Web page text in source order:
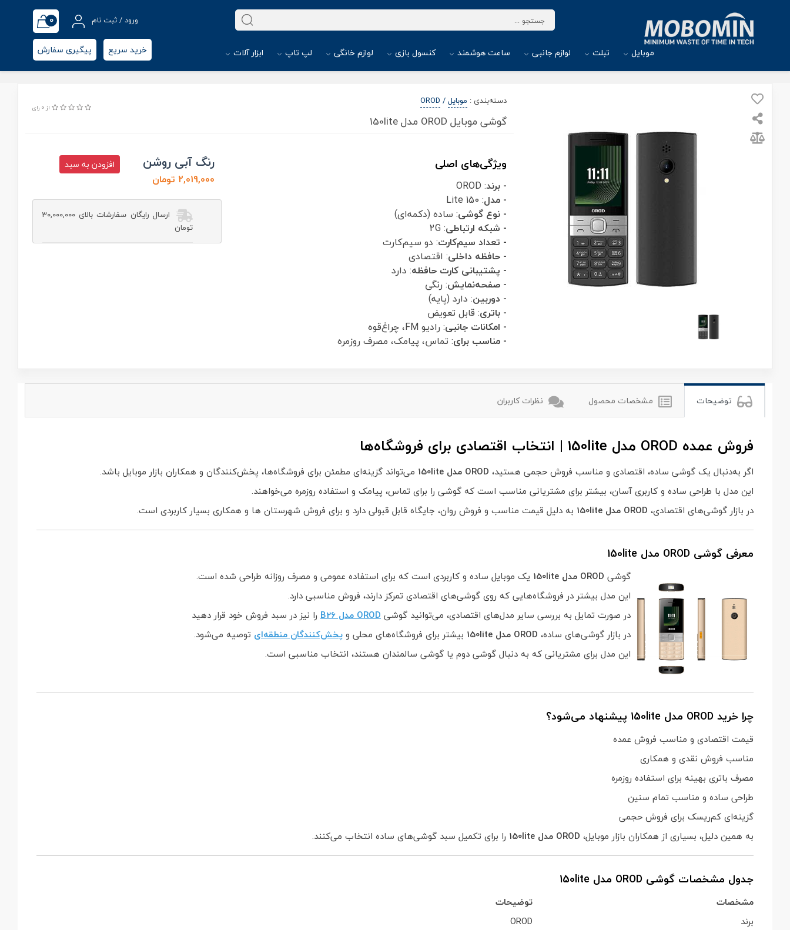
ورود / ثبت نام 0
موبایل تبلت لوازم جانبی ساعت هوشمند کنسول بازی لوازم خانگی لپ تاپ ابزار آلات خرید سریع پیگیری سفارش
دسته‌بندی : موبایل/
OROD
گوشی موبایل OROD مدل 150lite
از 0 رای
ویژگی‌های اصلی
- برند: OROD
- مدل: 150 Lite
- نوع گوشی: ساده (دکمه‌ای)
- شبکه ارتباطی: 2G
- تعداد سیم‌کارت: دو سیم‌کارت
- حافظه داخلی: اقتصادی
- پشتیبانی کارت حافظه: دارد
- صفحه‌نمایش: رنگی
- دوربین: دارد (پایه)
- باتری: قابل تعویض
- امکانات جانبی: رادیو FM، چراغ‌قوه
- مناسب برای: تماس، پیامک، مصرف روزمره
رنگ آبی روشن
2,019,000 تومان
افزودن به سبد
ارسال رایگان سفارشات بالای 30,000,000
تومان
توضیحات مشخصات محصول نظرات کاربران
فروش عمده OROD مدل 150lite | انتخاب اقتصادی برای فروشگاه‌ها
اگر به‌دنبال یک گوشی ساده، اقتصادی و مناسب فروش حجمی هستید، OROD مدل 150lite
می‌تواند گزینه‌ای مطمئن برای فروشگاه‌ها، پخش‌کنندگان و همکاران بازار موبایل باشد.
این مدل با طراحی ساده و کاربری آسان، بیشتر برای مشتریانی مناسب است که گوشی را برای تماس، پیامک و استفاده روزمره می‌خواهند.
در بازار گوشی‌های اقتصادی، OROD مدل 150lite به دلیل قیمت مناسب و فروش روان، جایگاه قابل قبولی دارد و برای فروش شهرستان ها و همکاری بسیار کاربردی است.
معرفی گوشی OROD مدل 150lite
گوشی OROD مدل 150lite
یک موبایل ساده و کاربردی است که برای استفاده عمومی و مصرف روزانه طراحی شده است.
این مدل بیشتر در فروشگاه‌هایی که روی گوشی‌های اقتصادی تمرکز دارند، فروش مناسبی دارد.
در صورت تمایل به بررسی سایر مدل‌های اقتصادی، می‌توانید گوشیOROD مدل B26
را نیز در سبد فروش خود قرار دهید
در بازار گوشی‌های ساده، OROD مدل 150lite بیشتر برای فروشگاه‌های محلی وپخش‌کنندگان منطقه‌ای توصیه می‌شود.
این مدل برای مشتریانی که به دنبال گوشی دوم یا گوشی سالمندان هستند، انتخاب مناسبی است.
چرا خرید OROD مدل 150lite پیشنهاد می‌شود؟
قیمت اقتصادی و مناسب فروش عمده
مناسب فروش نقدی و همکاری
مصرف باتری بهینه برای استفاده روزمره
طراحی ساده و مناسب تمام سنین
گزینه‌ای کم‌ریسک برای فروش حجمی
به همین دلیل، بسیاری از همکاران بازار موبایل،
را برای تکمیل سبد گوشی‌های ساده انتخاب می‌کنند.
جدول مشخصات گوشی OROD مدل 150lite
مشخصات
توضیحات
برند
OROD